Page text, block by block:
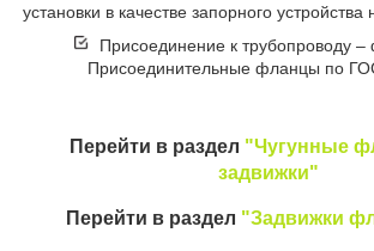
установки в качестве запорного устройства
Присоединение к трубопроводу –
Присоединительные фланцы по
Перейти в раздел "Чугунные
задвижки"
Перейти в раздел "Задвижки